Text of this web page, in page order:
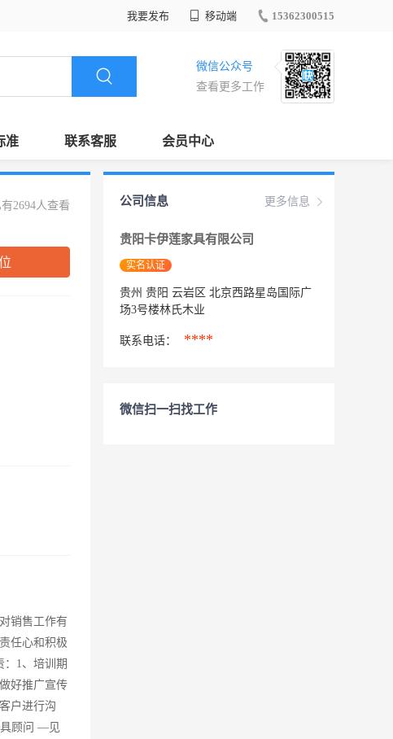
我要发布 移动端 15362300515
微信公众号
查看更多工作
准 联系客服 会员中心
有2694人查看
销售工作有
任心和积极
1、培训期
好推广宣传
户进行沟
具顾问 —见
更多信息
公司信息
贵阳卡伊莲家具有限公司
实名认证
贵州 贵阳 云岩区 北京西路星岛国际广
场3号楼林氏木业
联系电话： ****
微信扫一扫找工作